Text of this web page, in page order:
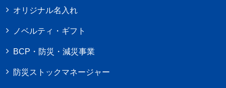
オリジナル名入れ
ノベルティ・ギフト
BCP・防災・減災事業
防災ストックマネージャー